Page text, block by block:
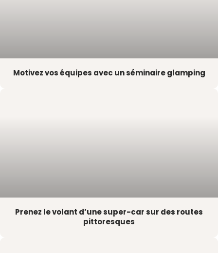
Motivez vos équipes avec un séminaire glamping
Prenez le volant d’une super-car sur des routes
pittoresques